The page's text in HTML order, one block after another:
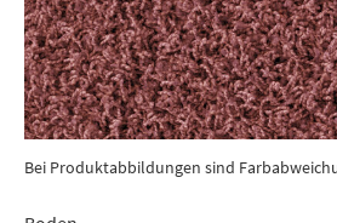
Bei Produktabbildungen sind